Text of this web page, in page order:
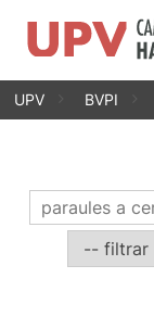
VésUPV BVPI